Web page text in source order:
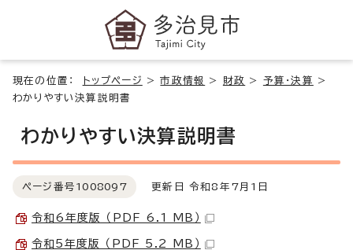
現在の位置： トップページ >市政情報 > 財政 > 予算・決算
>
わかりやすい決算説明書
わかりやすい決算説明書
ページ番号 1008097 更新日 令和8年7月1日
令和6年度版 （PDF 6.1 MB）
令和5年度版 （PDF 5.2 MB）